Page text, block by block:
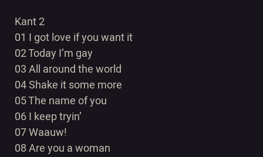
Kant 2
01 I got love if you want it
02 Today I’m gay
03 All around the world
04 Shake it some more
05 The name of you
06 I keep tryin’
07 Waauw!
08 Are you a woman